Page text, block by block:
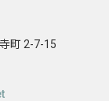
町 2-7-15